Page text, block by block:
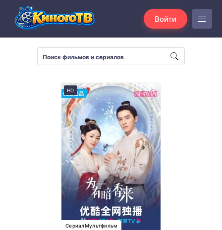
Войти
HD
СериалМультфильм